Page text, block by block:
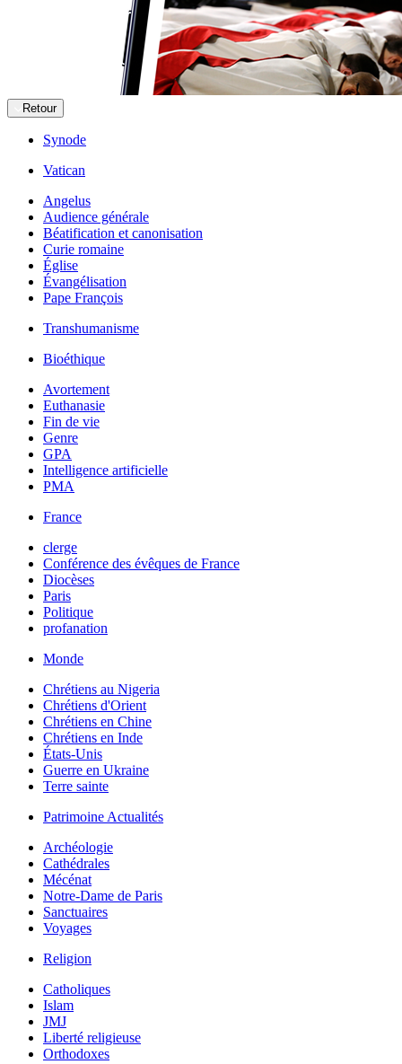
Retour
Synode
Vatican
Angelus
Audience générale
Béatification et canonisation
Curie romaine
Église
Évangélisation
Pape François
Transhumanisme
Bioéthique
Avortement
Euthanasie
Fin de vie
Genre
GPA
Intelligence artificielle
PMA
France
clerge
Conférence des évêques de France
Diocèses
Paris
Politique
profanation
Monde
Chrétiens au Nigeria
Chrétiens d'Orient
Chrétiens en Chine
Chrétiens en Inde
États-Unis
Guerre en Ukraine
Terre sainte
Patrimoine Actualités
Archéologie
Cathédrales
Mécénat
Notre-Dame de Paris
Sanctuaires
Voyages
Religion
Catholiques
Islam
JMJ
Liberté religieuse
Orthodoxes